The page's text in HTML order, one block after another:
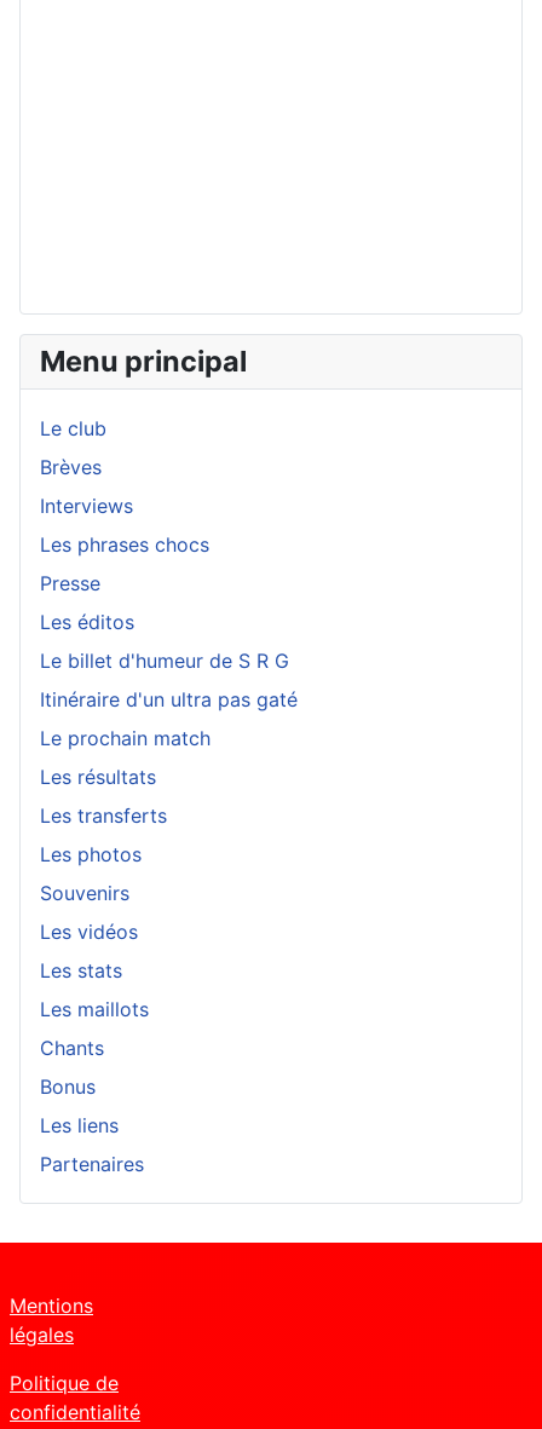
Menu principal
Le club
Brèves
Interviews
Les phrases chocs
Presse
Les éditos
Le billet d'humeur de S R G
Itinéraire d'un ultra pas gaté
Le prochain match
Les résultats
Les transferts
Les photos
Souvenirs
Les vidéos
Les stats
Les maillots
Chants
Bonus
Les liens
Partenaires
Mentions
légales
Politique de
confidentialité